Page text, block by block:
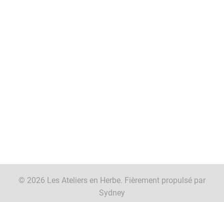
© 2026 Les Ateliers en Herbe. Fièrement propulsé par
Sydney